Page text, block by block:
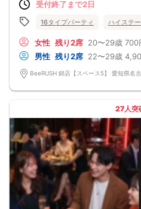
■留意事項
等）によりイベント中止になる可能性もござ
・当日は時間に余裕をもってお越しください
する場合がございます。
【その他】
男女5対5
パーティ開始2時間前まで
受付終了まで2日
16タイプパーティ ハイステ
女性 残り2席 20〜29歳 700
男性 残り2席 22〜29歳
27人突